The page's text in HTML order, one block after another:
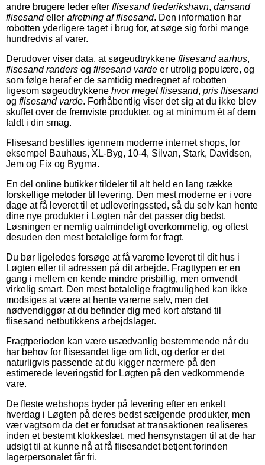
andre brugere leder efter flisesand frederikshavn, dansand
flisesandeller afretning af flisesand. Den information har
robotten yderligere taget i brug for, at søge sig forbi mange
hundredvis af varer.
Derudover viser data, at søgeudtrykkene flisesand aarhus,
flisesand randers og flisesand varde er utrolig populære, og
som følge heraf er de samtidig medregnet af robotten
ligesom søgeudtrykkene hvor meget flisesand, pris flisesand
og flisesand varde. Forhåbentlig viser det sig at du ikke blev
skuffet over de fremviste produkter, og at minimum ét af dem
faldt i din smag.
Flisesand bestilles igennem moderne internet shops, for
eksempel Bauhaus, XL-Byg, 10-4, Silvan, Stark, Davidsen,
Jem og Fix og Bygma.
En del online butikker tildeler til alt held en lang række
forskellige metoder til levering. Den mest moderne er i vore
dage at få leveret til et udleveringssted, så du selv kan hente
dine nye produkter i Løgten når det passer dig bedst.
Løsningen er nemlig ualmindeligt overkommelig, og oftest
desuden den mest betalelige form for fragt.
Du bør ligeledes forsøge at få varerne leveret til dit hus i
Løgten eller til adressen på dit arbejde. Fragttypen er en
gang i mellem en kende mindre prisbillig, men omvendt
virkelig smart. Den mest betalelige fragtmulighed kan ikke
modsiges at være at hente varerne selv, men det
nødvendiggør at du befinder dig med kort afstand til
flisesand netbutikkens arbejdslager.
Fragtperioden kan være usædvanlig bestemmende når du
har behov for flisesandet lige om lidt, og derfor er det
naturligvis passende at du kigger nærmere på den
estimerede leveringstid for Løgten på den vedkommende
vare.
De fleste webshops byder på levering efter en enkelt
hverdag i Løgten på deres bedst sælgende produkter, men
vær vagtsom da det er forudsat at transaktionen realiseres
inden et bestemt klokkeslæt, med hensynstagen til at de har
udsigt til at kunne nå at få flisesandet betjent forinden
lagerpersonalet får fri.